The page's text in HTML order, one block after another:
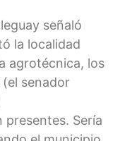
señaló
la localidad
agrotécnica, los
senador
presentes. Sería